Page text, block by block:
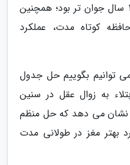
های ارزیابی استدلال گرامری 10 سال جوان تر بود؛ همچنین
کوتاه مدت، عملکرد
توانیم بگوییم حل جدول
به زوال عقل در سنین
نشان می دهد که حل منظم
بهتر مغز در طولانی مدت